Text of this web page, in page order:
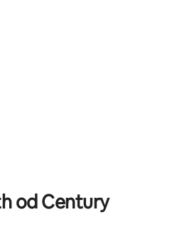
od Century